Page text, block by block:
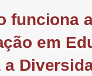
funciona
em
a